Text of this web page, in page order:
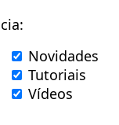
Novidades
Tutoriais
Vídeos